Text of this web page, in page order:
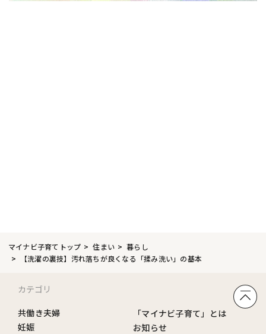
マイナビ子育てトップ 住まい
暮らし
【洗濯の裏技】汚れ落ちが良くなる「揉み洗い」の基本
カテゴリ
共働き夫婦
妊娠
「マイナビ子育て」とは
お知らせ